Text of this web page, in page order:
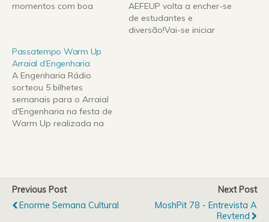
momentos com boa
Engenharia Rádio revela
em primeira mão todos
os pormenores deste
evento que promete ser a
maior festa académica
deste início de ano!Arraial
d'…
AEFEUP volta a encher-se
de estudantes e
diversão!Vai-se iniciar
Passatempo Warm Up
Arraial d’Engenharia
A Engenharia Rádio
sorteou 5 bilhetes
semanais para o Arraial
d'Engenharia na festa de
Warm Up realizada na
Ribeiro Moreira- Catarina
Aguiar Gomes de
Almeida- Miguel Martinho
Previous Post
Enorme Semana Cultural
Next Post
MoshPit 78 - Entrevista A
Revtend